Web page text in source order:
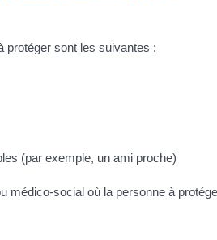
protéger sont les suivantes :
(par exemple, un ami proche)
médico-social où la personne à